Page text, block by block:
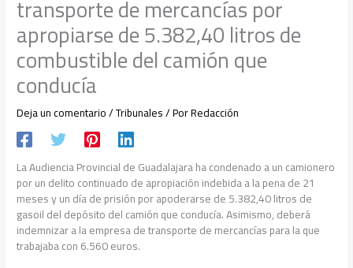
transporte de mercancías por
apropiarse de 5.382,40 litros de
combustible del camión que
conducía
Deja un comentario/Tribunales/ PorRedacción
La Audiencia Provincial de Guadalajara ha condenado a un camionero
por un delito continuado de apropiación indebida a la pena de 21
meses y un día de prisión por apoderarse de 5.382,40 litros de
gasoil del depósito del camión que conducía. Asimismo, deberá
indemnizar a la empresa de transporte de mercancías para la que
trabajaba con 6.560 euros.